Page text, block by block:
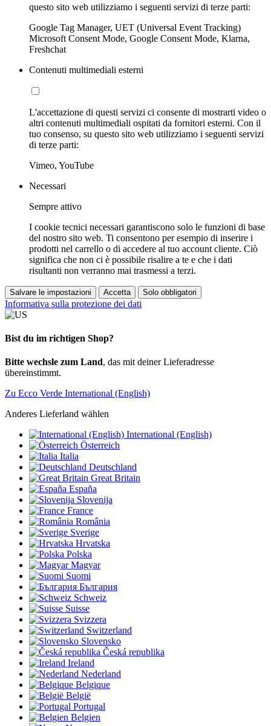
questo sito web utilizziamo i seguenti servizi di terze parti:
Google Tag Manager, UET (Universal Event Tracking)
Microsoft Consent Mode, Google Consent Mode, Klarna,
Freshchat
Contenuti multimediali esterni
L'accettazione di questi servizi ci consente di mostrarti video o
altri contenuti multimediali ospitati da fornitori esterni. Con il
tuo consenso, su questo sito web utilizziamo i seguenti servizi
di terze parti:
Vimeo, YouTube
Necessari
Sempre attivo
I cookie tecnici necessari garantiscono solo le funzioni di base
del nostro sito web. Ti consentono per esempio di inserire i
prodotti nel carrello o di accedere al tuo account cliente. Ciò
significa che non ci è possibile risalire a te e che i dati
risultanti non verranno mai trasmessi a terzi.
Salvare le impostazioni Accetta Solo obbligatori
Informativa sulla protezione dei dati
Bist du im richtigen Shop?
Bitte wechsle zum Land, das mit deiner Lieferadresse
übereinstimmt.
Zu Ecco Verde International (English)
Anderes Lieferland wählen
International (English)
Österreich
Italia
Deutschland
Great Britain
España
Slovenija
France
România
Sverige
Hrvatska
Polska
Magyar
Suomi
България
Schweiz
Suisse
Svizzera
Switzerland
Slovensko
Česká republika
Ireland
Nederland
Belgique
België
Portugal
Belgien